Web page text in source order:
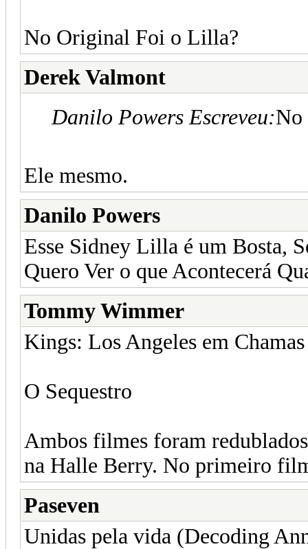
No Original Foi o Lilla?
Derek Valmont
Danilo Powers Escreveu:
Ele mesmo.
Danilo Powers
Esse Sidney Lilla é um Bosta,
Quero Ver o que Acontecerá
Tommy Wimmer
Kings: Los Angeles em Chamas
O Sequestro
Ambos filmes foram
na Halle Berry. No primeiro
Paseven
Unidas pela vida (Decoding